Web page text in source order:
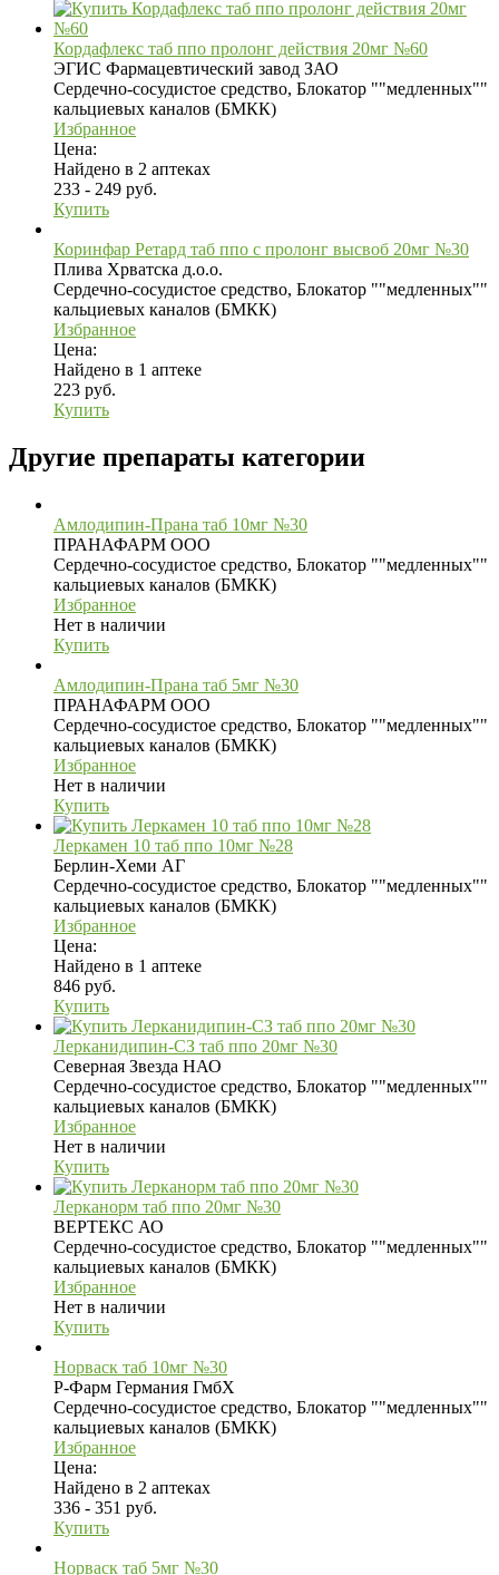
Кордафлекс таб ппо пролонг действия 20мг №60
ЭГИС Фармацевтический завод ЗАО
Сердечно-сосудистое средство, Блокатор ""медленных""
кальциевых каналов (БМКК)
Избранное
Цена:
Найдено в 2 аптеках
233 - 249 руб.
Купить
Коринфар Ретард таб ппо с пролонг высвоб 20мг №30
Плива Хрватска д.о.о.
Сердечно-сосудистое средство, Блокатор ""медленных""
кальциевых каналов (БМКК)
Избранное
Цена:
Найдено в 1 аптеке
223 руб.
Купить
Другие препараты категории
Амлодипин-Прана таб 10мг №30
ПРАНАФАРМ ООО
Сердечно-сосудистое средство, Блокатор ""медленных""
кальциевых каналов (БМКК)
Избранное
Нет в наличии
Купить
Амлодипин-Прана таб 5мг №30
ПРАНАФАРМ ООО
Сердечно-сосудистое средство, Блокатор ""медленных""
кальциевых каналов (БМКК)
Избранное
Нет в наличии
Купить
Леркамен 10 таб ппо 10мг №28
Берлин-Хеми АГ
Сердечно-сосудистое средство, Блокатор ""медленных""
кальциевых каналов (БМКК)
Избранное
Цена:
Найдено в 1 аптеке
846 руб.
Купить
Лерканидипин-СЗ таб ппо 20мг №30
Северная Звезда НАО
Сердечно-сосудистое средство, Блокатор ""медленных""
кальциевых каналов (БМКК)
Избранное
Нет в наличии
Купить
Лерканорм таб ппо 20мг №30
ВЕРТЕКС АО
Сердечно-сосудистое средство, Блокатор ""медленных""
кальциевых каналов (БМКК)
Избранное
Нет в наличии
Купить
Норваск таб 10мг №30
Р-Фарм Германия ГмбХ
Сердечно-сосудистое средство, Блокатор ""медленных""
кальциевых каналов (БМКК)
Избранное
Цена:
Найдено в 2 аптеках
336 - 351 руб.
Купить
Норваск таб 5мг №30